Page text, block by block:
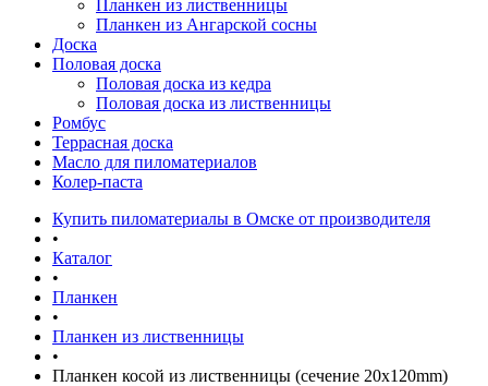
Планкен из лиственницы
Планкен из Ангарской сосны
Доска
Половая доска
Половая доска из кедра
Половая доска из лиственницы
Ромбус
Террасная доска
Масло для пиломатериалов
Колер-паста
Купить пиломатериалы в Омске от производителя
•
Каталог
•
Планкен
•
Планкен из лиственницы
•
Планкен косой из лиственницы (сечение 20х120mm)